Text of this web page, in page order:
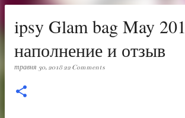
ipsy Glam bag May
наполнение и отзыв
травня 30, 201822 Comments